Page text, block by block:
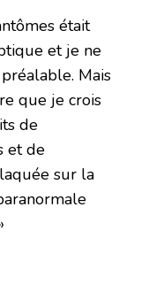
était
et je ne
Mais
que je crois
de
et de
sur la